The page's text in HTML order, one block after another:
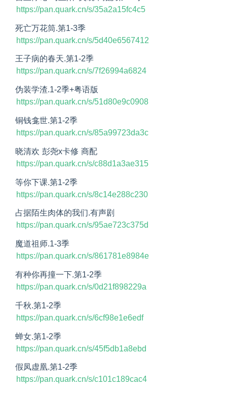
https://pan.quark.cn/s/35a2a15fc4c5
死亡万花筒.第1-3季
https://pan.quark.cn/s/5d40e6567412
王子病的春天.第1-2季
https://pan.quark.cn/s/7f26994a6824
伪装学渣.1-2季+粤语版
https://pan.quark.cn/s/51d80e9c0908
铜钱龛世.第1-2季
https://pan.quark.cn/s/85a99723da3c
晓清欢 彭尧x卡修 商配
https://pan.quark.cn/s/c88d1a3ae315
等你下课.第1-2季
https://pan.quark.cn/s/8c14e288c230
占据陌生肉体的我们.有声剧
https://pan.quark.cn/s/95ae723c375d
魔道祖师.1-3季
https://pan.quark.cn/s/861781e8984e
有种你再撞一下.第1-2季
https://pan.quark.cn/s/0d21f898229a
千秋.第1-2季
https://pan.quark.cn/s/6cf98e1e6edf
蝉女.第1-2季
https://pan.quark.cn/s/45f5db1a8ebd
假凤虚凰.第1-2季
https://pan.quark.cn/s/c101c189cac4